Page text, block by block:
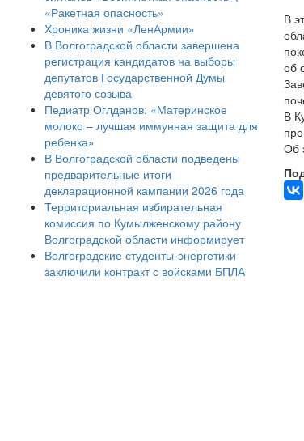
«Ракетная опасность»
Хроника жизни «ЛенАрмии»
В Волгоградской области завершена
регистрация кандидатов на выборы
депутатов Государственной Думы
девятого созыва
Педиатр Оглданов: «Материнское
молоко – лучшая иммунная защита для
ребенка»
В Волгоградской области подведены
предварительные итоги
декларационной кампании 2026 года
Территориальная избирательная
комиссия по Кумылженскому району
Волгоградской области информирует
Волгоградские студенты-энергетики
заключили контракт с войсками БПЛА
В
об
В
Об